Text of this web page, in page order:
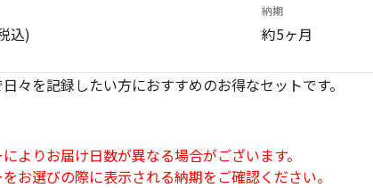
込)
納期
約5ヶ月
々を記録したい方におすすめのお得なセットです。
よりお届け日数が異なる場合がございます。
お選びの際に表示される納期をご確認ください。